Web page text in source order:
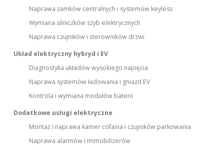
Naprawa zamków centralnych i systemów keyless
Wymiana silniczków szyb elektrycznych
Naprawa czujników i sterowników drzwi
Układ elektryczny hybryd i EV
Diagnostyka układów wysokiego napięcia
Naprawa systemów ładowania i gniazd EV
Kontrola i wymiana modułów baterii
Dodatkowe usługi elektryczne
Montaż i naprawa kamer cofania i czujników parkowania
Naprawa alarmów i immobilizerów